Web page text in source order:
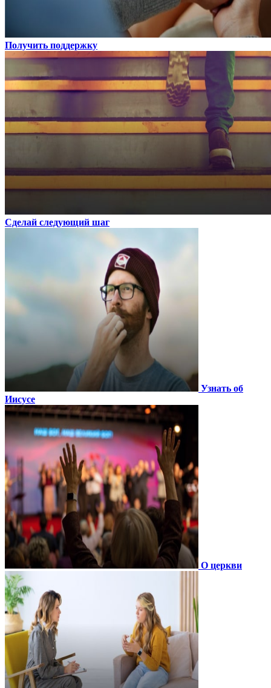
Получить поддержку
Сделай следующий шаг
Узнать об
Иисусе
О церкви